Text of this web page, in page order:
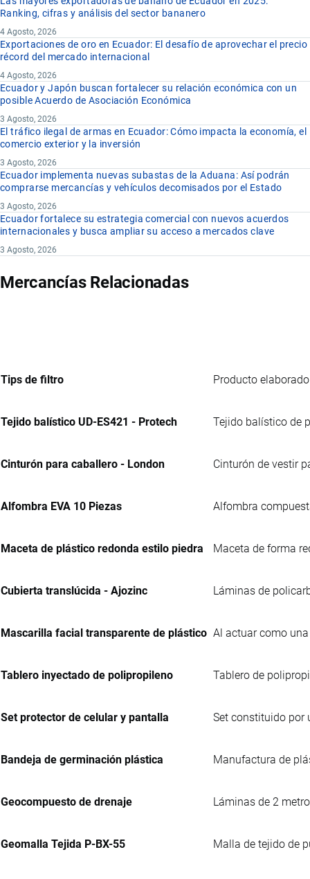
Ranking, cifras y análisis del sector bananero
4 Agosto, 2026
Exportaciones de oro en Ecuador: El desafío de aprovechar el precio
récord del mercado internacional
4 Agosto, 2026
Ecuador y Japón buscan fortalecer su relación económica con un
posible Acuerdo de Asociación Económica
3 Agosto, 2026
El tráfico ilegal de armas en Ecuador: Cómo impacta la economía, el
comercio exterior y la inversión
3 Agosto, 2026
Ecuador implementa nuevas subastas de la Aduana: Así podrán
comprarse mercancías y vehículos decomisados por el Estado
3 Agosto, 2026
Ecuador fortalece su estrategia comercial con nuevos acuerdos
internacionales y busca ampliar su acceso a mercados clave
3 Agosto, 2026
Mercancías Relacionadas
Tips de filtro Producto
Tejido balístico UD-ES421 - Protech Tejido balístico de
Cinturón para caballero - London Cinturón de vestir
Alfombra EVA 10 Piezas Alfombra
Maceta de plástico redonda estilo piedra Maceta de forma
Cubierta translúcida - Ajozinc Láminas de
Mascarilla facial transparente de plástico Al actuar como
Tablero inyectado de polipropileno Tablero de
Set protector de celular y pantalla Set constituido por
Bandeja de germinación plástica Manufactura de
Geocompuesto de drenaje Láminas de 2
Geomalla Tejida P-BX-55 Malla de tejido de